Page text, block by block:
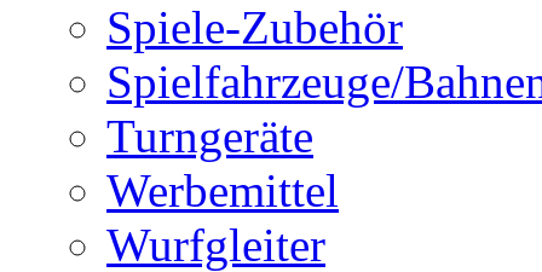
Spiele-Zubehör
Spielfahrzeuge/
Turngeräte
Werbemittel
Wurfgleiter